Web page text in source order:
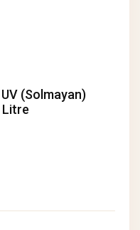
(Solmayan)
Litre